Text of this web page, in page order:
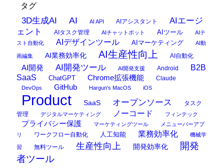
タグ
3D生成AI AI AI API AIアシスタント
AIエージ
ェント
AIタスク管理 AIチャットボット AIツール
AIテ
スト自動化
AIデザインツール AIマーケティング AI動
画編集 AI業務効率化 AI生産性向上 AI自動化
AI開発 AI開発ツール AI開発支援 Android
B2B
SaaS
ChatGPT Chrome拡張機能 Claude
DevOps GitHub Hargun's MacOS iOS
Product SaaS オープンソース
タスク
管理
デジタルマーケティング ノーコード フィンテック
プライバシー保護 マーケティングツール
メニューバーアプ
リ
ワークフロー自動化 人工知能 業務効率化 機械学
習 無料ツール 生産性向上 開発効率化
開発
者ツール